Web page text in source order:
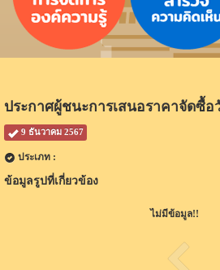
ประกาศผู้ชนะการเสนอราคาจัดซื้
9 ธันวาคม 2567
ประเภท :
ข้อมูลรูปที่เกี่ยวข้อง
ไม่มีข้อมูล!!